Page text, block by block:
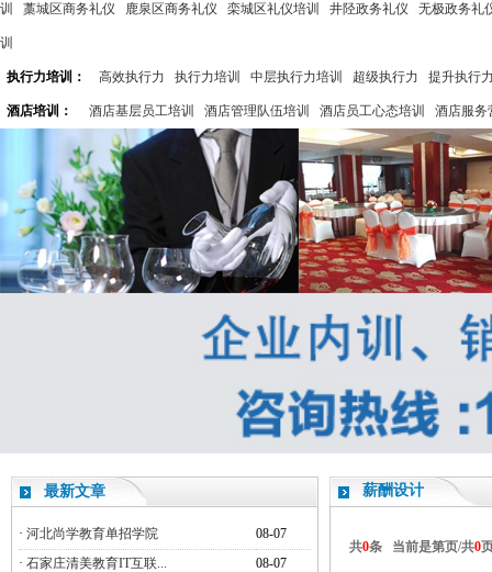
训 藁城区商务礼仪 鹿泉区商务礼仪 栾城区礼仪培训 井陉政务礼仪 无极政务礼
训
执行力培训： 高效执行力 执行力培训 中层执行力培训 超级执行力 提升执行
酒店培训： 酒店基层员工培训 酒店管理队伍培训 酒店员工心态培训 酒店服务
最新文章
· 河北尚学教育单招学院
08-07
· 石家庄清美教育IT互联...
08-07
薪酬设计
共0条 当前是第页/共0